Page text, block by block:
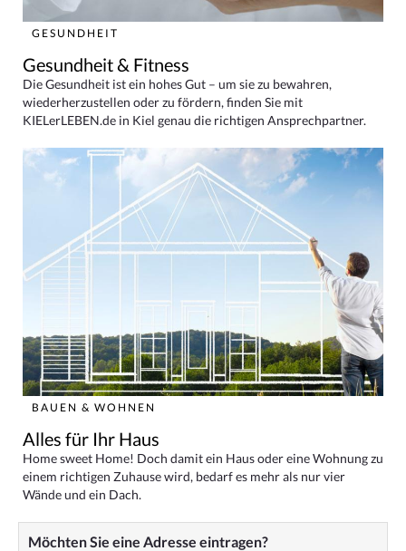
GESUNDHEIT
Gesundheit & Fitness
Die Gesundheit ist ein hohes Gut – um sie zu bewahren,
wiederherzustellen oder zu fördern, finden Sie mit
KIELerLEBEN.de in Kiel genau die richtigen Ansprechpartner.
BAUEN & WOHNEN
Alles für Ihr Haus
Home sweet Home! Doch damit ein Haus oder eine Wohnung zu
einem richtigen Zuhause wird, bedarf es mehr als nur vier
Wände und ein Dach.
Möchten Sie eine Adresse eintragen?